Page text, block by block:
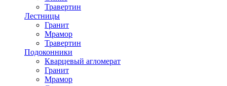
Травертин
Лестницы
Гранит
Мрамор
Травертин
Подоконники
Кварцевый агломерат
Гранит
Мрамор